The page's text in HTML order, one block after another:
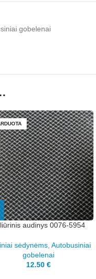
gobelenai
audinys 0076-5954
sėdynėms, Autobusiniai
gobelenai
12.50 €